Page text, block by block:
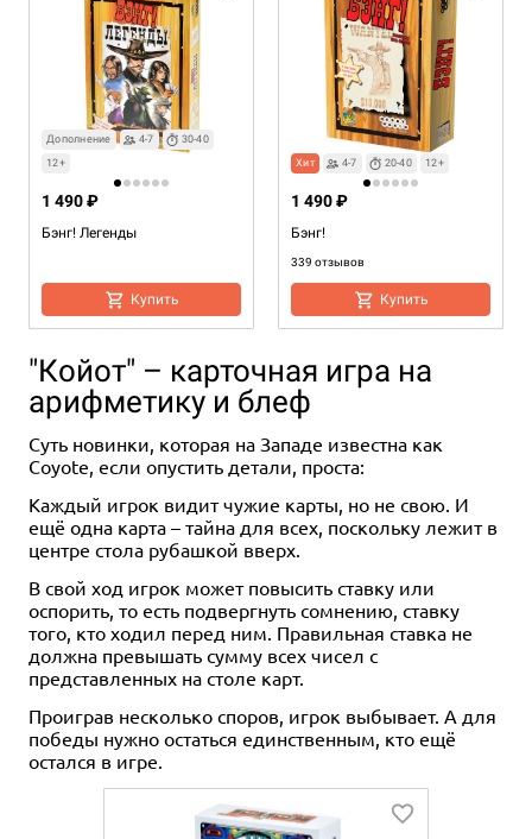
Дополнение 4-7
30-40
12+
Бэнг! Легенды
1 490 ₽
Купить
Хит 4-7 20-40 12+
Бэнг!
339 отзывов
1 490 ₽
Купить
"Койот" – карточная игра на
арифметику и блеф
Суть новинки, которая на Западе известна как
Coyote, если опустить детали, проста:
Каждый игрок видит чужие карты, но не свою. И
ещё одна карта – тайна для всех, поскольку лежит в
центре стола рубашкой вверх.
В свой ход игрок может повысить ставку или
оспорить, то есть подвергнуть сомнению, ставку
того, кто ходил перед ним. Правильная ставка не
должна превышать сумму всех чисел с
представленных на столе карт.
Проиграв несколько споров, игрок выбывает. А для
победы нужно остаться единственным, кто ещё
остался в игре.